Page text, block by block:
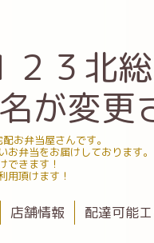
２３北
が変更
お弁当屋さんです。
弁当をお届けしております。
できます！
用頂けます！
店舗情報 配達可能